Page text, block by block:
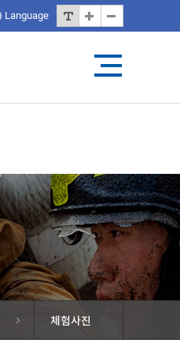
Language
체험사진